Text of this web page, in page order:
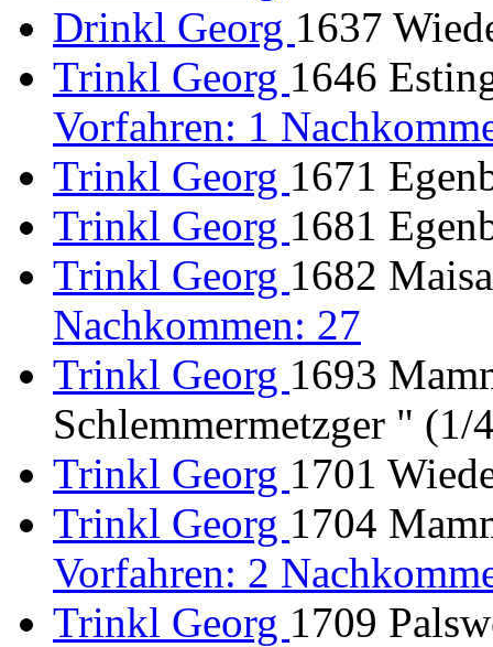
Drinkl Georg 1637
Trinkl Georg 1646
Vorfahren: 1
Trinkl Georg 1671
Trinkl Georg 1681
Trinkl Georg 1682
Nachkommen: 27
Trinkl Georg 1693
Schlemmermetzger "
Trinkl Georg 1701
Trinkl Georg 1704
Vorfahren: 2
Trinkl Georg 1709